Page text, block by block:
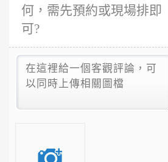
何，需先預約或現場排即
可?